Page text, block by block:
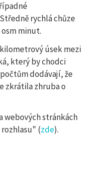
rychlá chůze
minut.
úsek mezi
který by chodci
dodávají, že
zkrátila zhruba o
webových stránkách
(zde).